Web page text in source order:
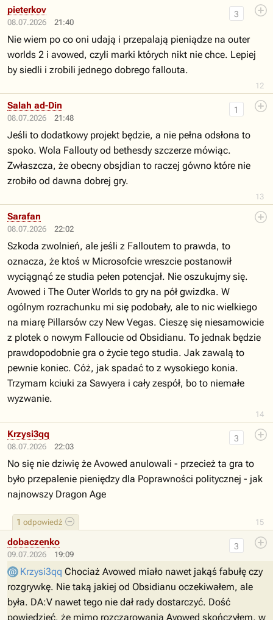
08.07.2026 21:40
12
3
pieterkov
Nie wiem po co oni udają i przepalają pieniądze na outer
worlds 2 i avowed, czyli marki których nikt nie chce. Lepiej
by siedli i zrobili jednego dobrego fallouta.
08.07.2026 21:48
13
1
Salah ad-Din
Jeśli to dodatkowy projekt będzie, a nie pełna odsłona to
spoko. Wola Fallouty od bethesdy szczerze mówiąc.
Zwłaszcza, że obecny obsjdian to raczej gówno które nie
zrobiło od dawna dobrej gry.
08.07.2026 22:02
14
Sarafan
Szkoda zwolnień, ale jeśli z Falloutem to prawda, to
oznacza, że ktoś w Microsofcie wreszcie postanowił
wyciągnąć ze studia pełen potencjał. Nie oszukujmy się.
Avowed i The Outer Worlds to gry na pół gwizdka. W
ogólnym rozrachunku mi się podobały, ale to nic wielkiego
na miarę Pillarsów czy New Vegas. Cieszę się niesamowicie
z plotek o nowym Falloucie od Obsidianu. To jednak będzie
prawdopodobnie gra o życie tego studia. Jak zawalą to
pewnie koniec. Cóż, jak spadać to z wysokiego konia.
Trzymam kciuki za Sawyera i cały zespół, bo to niemałe
wyzwanie.
08.07.2026 22:03
15
3
1 odpowiedź
Krzysi3qq
No się nie dziwię że Avowed anulowali - przecież ta gra to
było przepalenie pieniędzy dla Poprawności politycznej - jak
najnowszy Dragon Age
09.07.2026 19:09
3
dobaczenko
Krzysi3qq Chociaż Avowed miało nawet jakąś fabułę czy
rozgrywkę. Nie taką jakiej od Obsidianu oczekiwałem, ale
była. DA:V nawet tego nie dał rady dostarczyć. Dość
powiedzieć, że mimo rozczarowania Avowed skończyłem, w